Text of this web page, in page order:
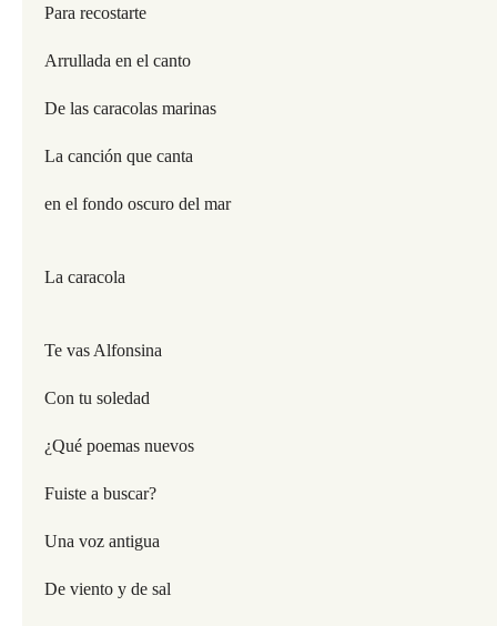
Para recostarte
Arrullada en el canto
De las caracolas marinas
La canción que canta
en el fondo oscuro del mar
La caracola
Te vas Alfonsina
Con tu soledad
¿Qué poemas nuevos
Fuiste a buscar?
Una voz antigua
De viento y de sal